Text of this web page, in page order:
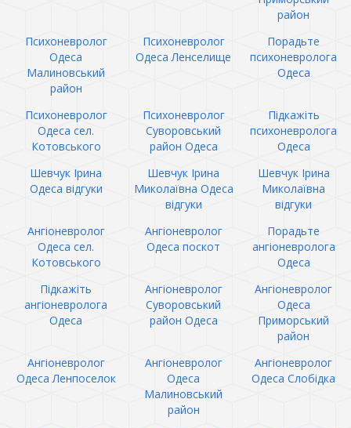
район
Психоневролог
Одеса
Малиновський
район
Психоневролог
Одеса Ленселище
Порадьте
психоневролога
Одеса
Психоневролог
Одеса сел.
Котовського
Психоневролог
Суворовський
район Одеса
Підкажіть
психоневролога
Одеса
Шевчук Ірина
Одеса відгуки
Шевчук Ірина
Миколаївна Одеса
відгуки
Шевчук Ірина
Миколаївна
відгуки
Ангіоневролог
Одеса сел.
Котовського
Ангіоневролог
Одеса поскот
Порадьте
ангіоневролога
Одеса
Підкажіть
ангіоневролога
Одеса
Ангіоневролог
Суворовський
район Одеса
Ангіоневролог
Одеса
Приморський
район
Ангіоневролог
Одеса Ленпоселок
Ангіоневролог
Одеса
Малиновський
район
Ангіоневролог
Одеса Слобідка